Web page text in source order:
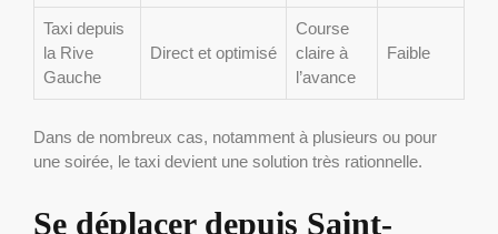
Taxi depuis
la Rive
Gauche
Direct et optimisé
Course
claire à
l’avance
Faible
Dans de nombreux cas, notamment à plusieurs ou pour
une soirée, le taxi devient une solution très rationnelle.
Se déplacer depuis Saint-